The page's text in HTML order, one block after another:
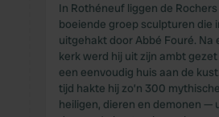
In Rothéneuf liggen de
boeiende groep sculpturen die
uitgehakt door Abbé Fouré. Na
kerk werd hij uit zijn ambt
een eenvoudig huis aan de
tijd hakte hij zo’n 300
heiligen, dieren en demonen —